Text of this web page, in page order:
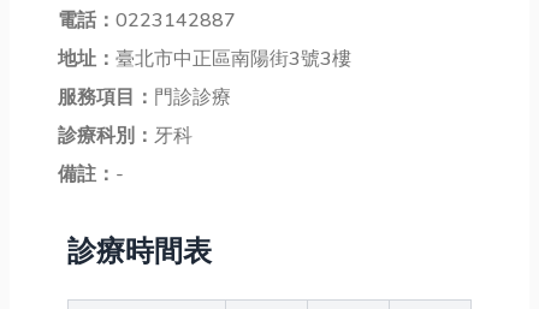
電話： 0223142887
地址： 臺北市中正區南陽街3號3樓
服務項目： 門診診療
診療科別： 牙科
備註： -
診療時間表